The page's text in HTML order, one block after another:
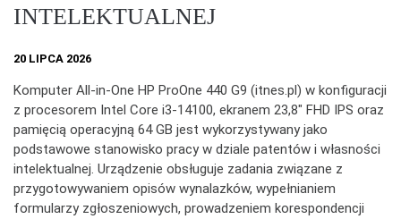
INTELEKTUALNEJ
20 LIPCA 2026
Komputer All‑in‑One HP ProOne 440 G9 (itnes.pl) w konfiguracji
z procesorem Intel Core i3‑14100, ekranem 23,8″ FHD IPS oraz
pamięcią operacyjną 64 GB jest wykorzystywany jako
podstawowe stanowisko pracy w dziale patentów i własności
intelektualnej. Urządzenie obsługuje zadania związane z
przygotowywaniem opisów wynalazków, wypełnianiem
formularzy zgłoszeniowych, prowadzeniem korespondencji